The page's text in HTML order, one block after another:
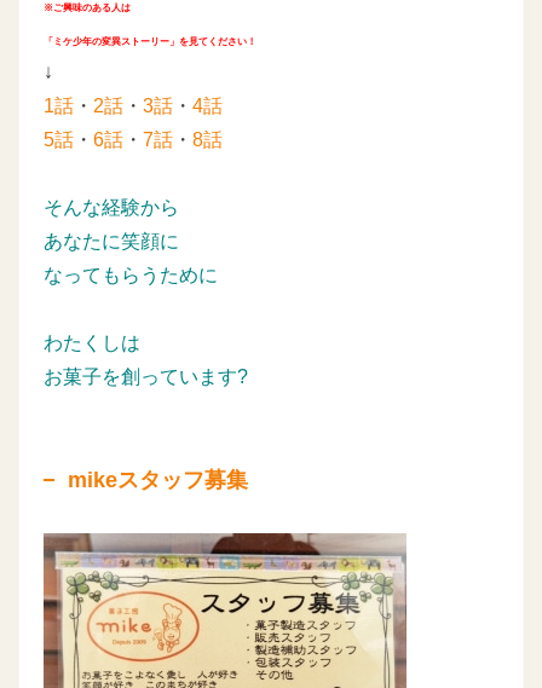
※ご興味のある人は
「ミケ少年の変異ストーリー」を見てください！
↓
1話 ・ 2話 ・ 3話 ・ 4話
5話 ・ 6話 ・ 7話 ・ 8話
そんな経験から
あなたに笑顔に
なってもらうために
わたくしは
お菓子を創っています?
mikeスタッフ募集